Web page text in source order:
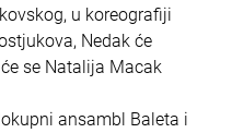
u koreografiji
Nedak će
se Natalija Macak
ansambl Baleta i